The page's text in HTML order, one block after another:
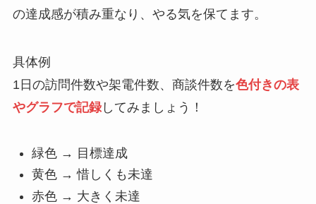
の達成感が積み重なり、やる気を保てます。
具体例
1日の訪問件数や架電件数、商談件数を色付きの表
やグラフで記録してみましょう！
緑色 → 目標達成
黄色 → 惜しくも未達
赤色 → 大きく未達